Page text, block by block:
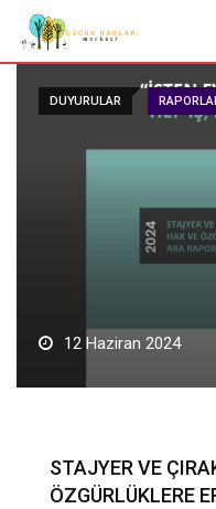
content
DUYURULAR
12 Haziran 2024
STAJYER VE
ÖZGÜRLÜKLERE